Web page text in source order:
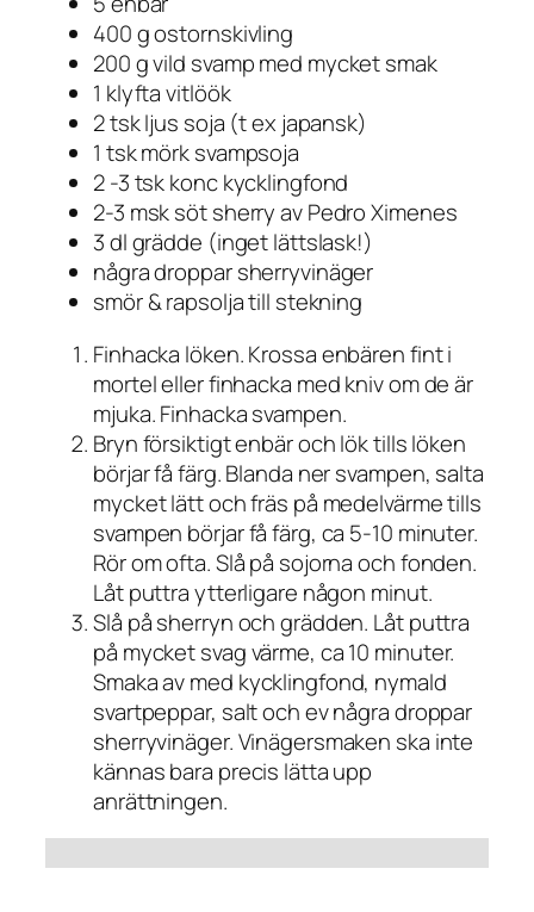
400 g ostornskivling
200 g vild svamp med mycket smak
1 klyfta vitlöök
2 tsk ljus soja (t ex japansk)
1 tsk mörk svampsoja
2 -3 tsk konc kycklingfond
2-3 msk söt sherry av Pedro Ximenes
3 dl grädde (inget lättslask!)
några droppar sherryvinäger
smör & rapsolja till stekning
Finhacka löken. Krossa enbären fint i
mortel eller finhacka med kniv om de är
mjuka. Finhacka svampen.
Bryn försiktigt enbär och lök tills löken
börjar få färg. Blanda ner svampen, salta
mycket lätt och fräs på medelvärme tills
svampen börjar få färg, ca 5-10 minuter.
Rör om ofta. Slå på sojorna och fonden.
Låt puttra ytterligare någon minut.
Slå på sherryn och grädden. Låt puttra
på mycket svag värme, ca 10 minuter.
Smaka av med kycklingfond, nymald
svartpeppar, salt och ev några droppar
sherryvinäger. Vinägersmaken ska inte
kännas bara precis lätta upp
anrättningen.